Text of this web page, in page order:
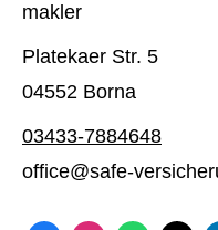
makler
Platekaer Str. 5
04552 Borna
03433-7884648
office@safe-